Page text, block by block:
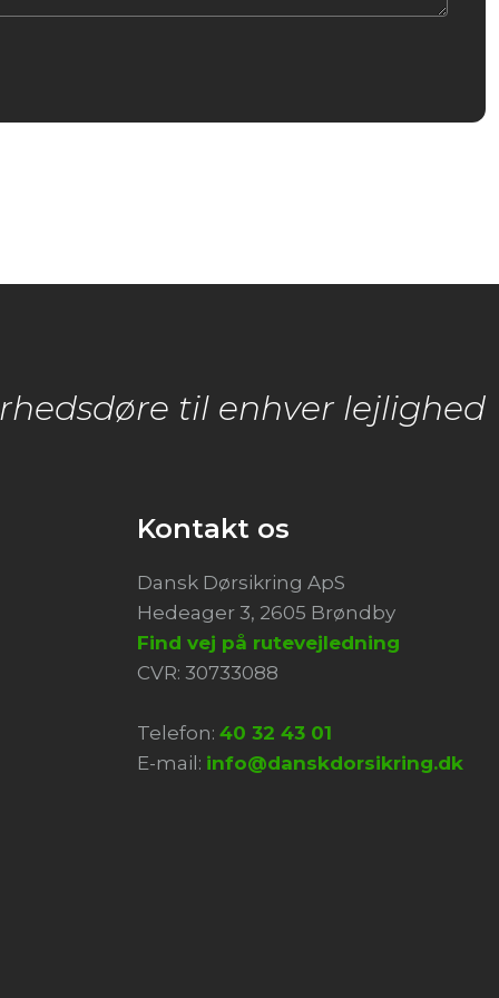
til enhver lejlighed
Kontakt os
Dansk Dørsikring ApS
Hedeager 3, 2605 Brøndby
Find vej på rutevejledning
​CVR: 30733088
Telefon:40 32 43 01
E-mail: info@danskdorsikring.dk